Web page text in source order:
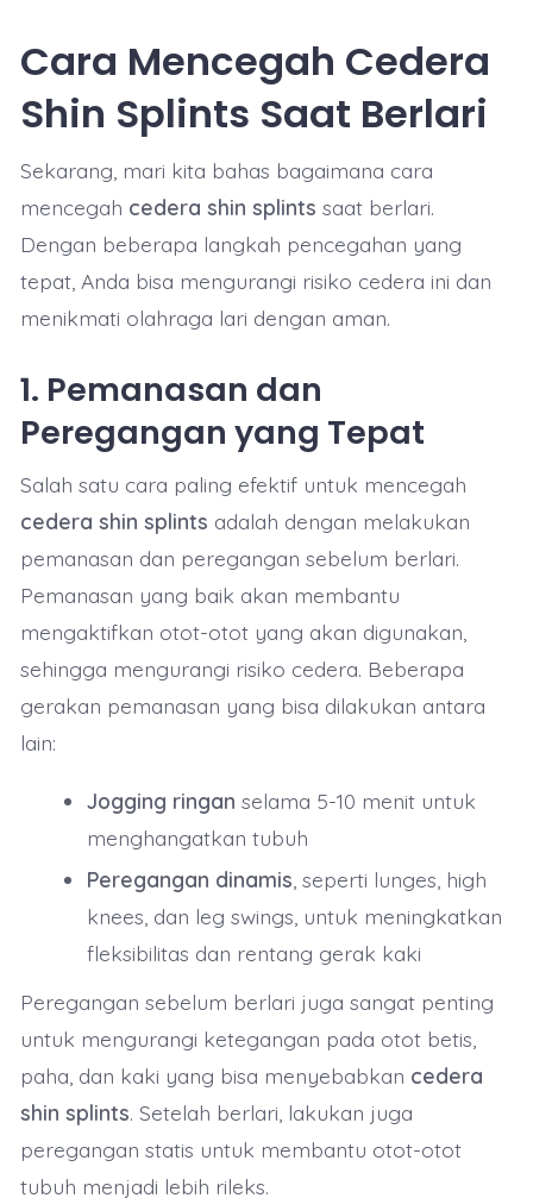
Cara Mencegah Cedera
Shin Splints Saat Berlari
Sekarang, mari kita bahas bagaimana cara
mencegah cedera shin splints saat berlari.
Dengan beberapa langkah pencegahan yang
tepat, Anda bisa mengurangi risiko cedera ini dan
menikmati olahraga lari dengan aman.
1. Pemanasan dan
Peregangan yang Tepat
Salah satu cara paling efektif untuk mencegah
cedera shin splints adalah dengan melakukan
pemanasan dan peregangan sebelum berlari.
Pemanasan yang baik akan membantu
mengaktifkan otot-otot yang akan digunakan,
sehingga mengurangi risiko cedera. Beberapa
gerakan pemanasan yang bisa dilakukan antara
lain:
Jogging ringan selama 5-10 menit untuk
menghangatkan tubuh
Peregangan dinamis , seperti lunges, high
knees, dan leg swings, untuk meningkatkan
fleksibilitas dan rentang gerak kaki
Peregangan sebelum berlari juga sangat penting
untuk mengurangi ketegangan pada otot betis,
paha, dan kaki yang bisa menyebabkan cedera
shin splints. Setelah berlari, lakukan juga
peregangan statis untuk membantu otot-otot
tubuh menjadi lebih rileks.